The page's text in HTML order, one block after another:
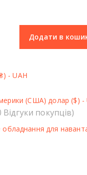
Додати в
- UAH
(США) долар ($) -
Відгуки покупців)
обладнання для